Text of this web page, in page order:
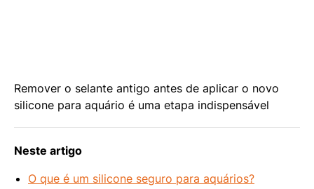
Remover o selante antigo antes de aplicar o novo
silicone para aquário é uma etapa indispensável
Neste artigo
O que é um silicone seguro para aquários?